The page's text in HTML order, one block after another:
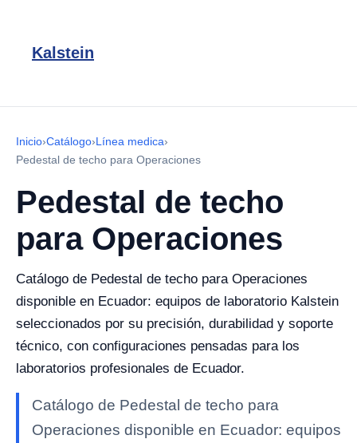
Kalstein
Inicio›Catálogo›Línea medica›
Pedestal de techo para Operaciones
Pedestal de techo
para Operaciones
Catálogo de Pedestal de techo para Operaciones
disponible en Ecuador: equipos de laboratorio Kalstein
seleccionados por su precisión, durabilidad y soporte
técnico, con configuraciones pensadas para los
laboratorios profesionales de Ecuador.
Catálogo de Pedestal de techo para
Operaciones disponible en Ecuador: equipos